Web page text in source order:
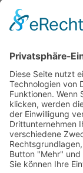
Berlin, 28.
Interaktiv‘ hat
Menschen zu
Hamburg
Teilnehmer